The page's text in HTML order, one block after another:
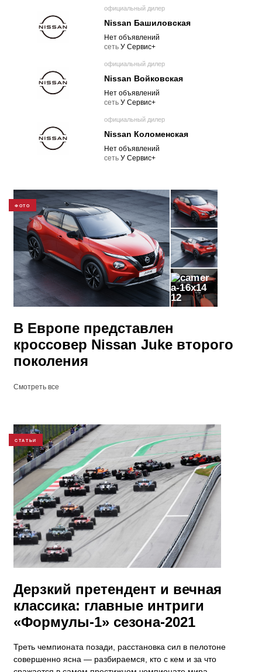
официальный дилер
Nissan Башиловская
Нет объявлений
cеть У Сервис+
официальный дилер
Nissan Войковская
Нет объявлений
cеть У Сервис+
официальный дилер
Nissan Коломенская
Нет объявлений
cеть У Сервис+
ФОТО
12
В Европе представлен
кроссовер Nissan Juke второго
поколения
Смотреть все
СТАТЬИ
​Дерзкий претендент и вечная
классика: главные интриги
«Формулы-1» сезона-2021
Треть чемпионата позади, расстановка сил в пелотоне
совершенно ясна — разбираемся, кто с кем и за что